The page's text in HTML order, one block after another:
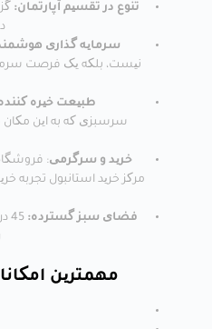
تنوع در تقسیم آپارتمان:
سرمایه گذاری
نیست، بلکه یک فرصت
طبیعت خیره
سرسبزی که به این
خرید و سرگرمی:
مرکز خرید استانبول تجربه
فضای سبز گسترده:
مهمترین